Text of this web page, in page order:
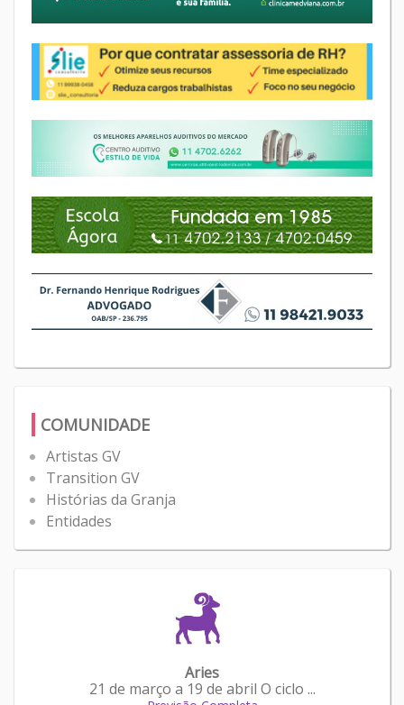
COMUNIDADE
Artistas GV
Transition GV
Histórias da Granja
Entidades
Aries
21 de março a 19 de abril O ciclo ...